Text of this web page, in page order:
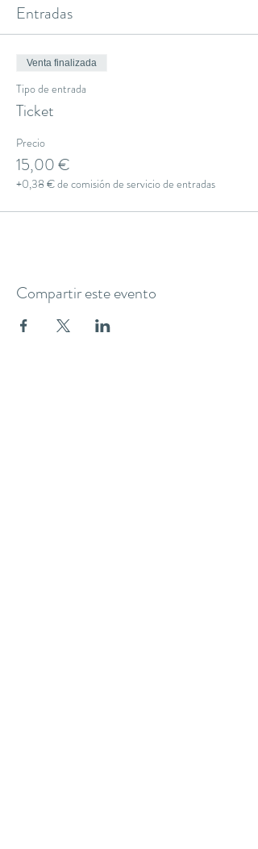
Entradas
Venta finalizada
Tipo de entrada
Ticket
Precio
15,00 €
+0,38 € de comisión de servicio de entradas
Compartir este evento